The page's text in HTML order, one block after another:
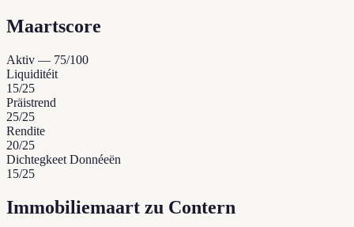
Maartscore
Aktiv — 75/100
Liquiditéit
15/25
Präistrend
25/25
Rendite
20/25
Dichtegkeet Donnéeën
15/25
Immobiliemaart zu Contern